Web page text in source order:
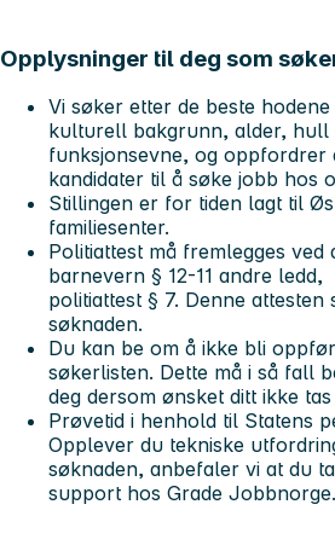
Opplysninger til deg som
Vi søker etter de beste
kulturell bakgrunn, alder, hull
funksjonsevne, og oppfordrer
kandidater til å søke jobb hos
Stillingen er for tiden lagt til
familiesenter.
Politiattest må fremlegges ved
barnevern § 12-11 andre
politiattest § 7. Denne attesten
søknaden.
Du kan be om å ikke bli
søkerlisten. Dette må i så fall
deg dersom ønsket ditt ikke
Prøvetid i henhold til Statens
Opplever du tekniske
søknaden, anbefaler vi at du
support hos Grade Jobbnorge.